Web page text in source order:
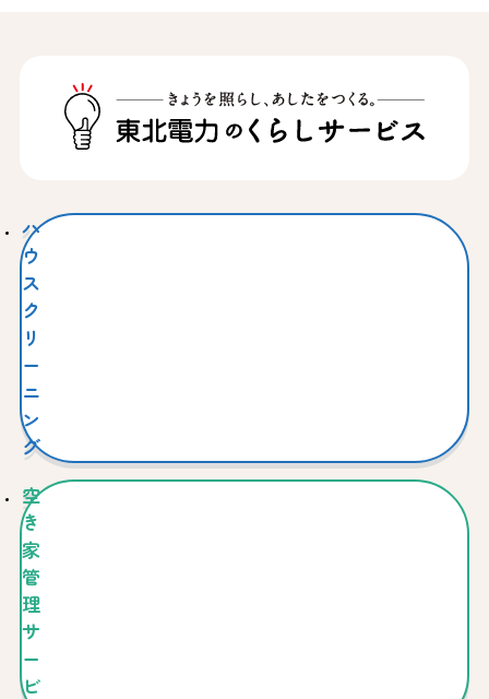
ハ
ウ
ス
ク
リ
ー
ニ
ン
グ
空
き
家
管
理
サ
ー
ビ